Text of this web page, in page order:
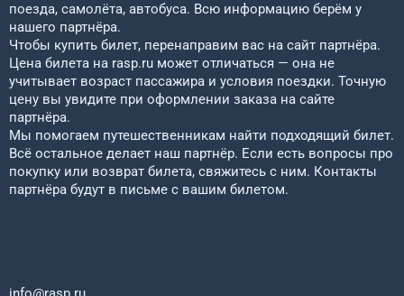
поезда, самолёта, автобуса. Всю информацию берём у
нашего партнёра.
Чтобы купить билет, перенаправим вас на сайт партнёра.
Цена билета на rasp.ru может отличаться — она не
учитывает возраст пассажира и условия поездки. Точную
цену вы увидите при оформлении заказа на сайте
партнёра.
Мы помогаем путешественникам найти подходящий билет.
Всё остальное делает наш партнёр. Если есть вопросы про
покупку или возврат билета, свяжитесь с ним. Контакты
партнёра будут в письме с вашим билетом.